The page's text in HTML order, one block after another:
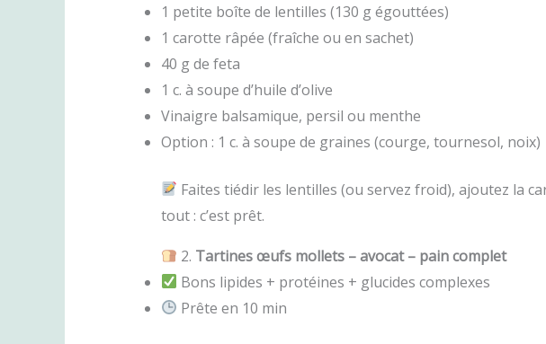
1 petite boîte de lentilles (130 g égouttées)
1 carotte râpée (fraîche ou en sachet)
40 g de feta
1 c. à soupe d’huile d’olive
Vinaigre balsamique, persil ou menthe
Option : 1 c. à soupe de graines (courge, tournesol, noix)
Faites tiédir les lentilles (ou servez froid), ajoutez la
tout : c’est prêt.
2. Tartines œufs mollets – avocat – pain complet
Bons lipides + protéines + glucides complexes
Prête en 10 min